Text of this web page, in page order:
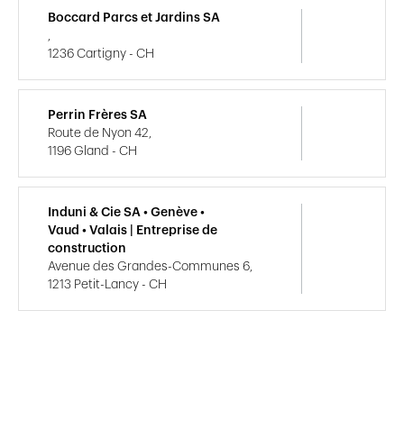
Boccard Parcs et Jardins SA
,
1236 Cartigny - CH
Perrin Frères SA
Route de Nyon 42,
1196 Gland - CH
Induni & Cie SA • Genève •
Vaud • Valais | Entreprise de
construction
Avenue des Grandes-Communes 6,
1213 Petit-Lancy - CH